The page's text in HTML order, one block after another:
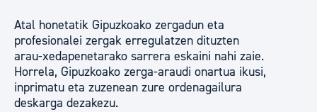
Atal honetatik Gipuzkoako zergadun eta
profesionalei zergak erregulatzen dituzten
arau-xedapenetarako sarrera eskaini nahi zaie.
Horrela, Gipuzkoako zerga-araudi onartua ikusi,
inprimatu eta zuzenean zure ordenagailura
deskarga dezakezu.